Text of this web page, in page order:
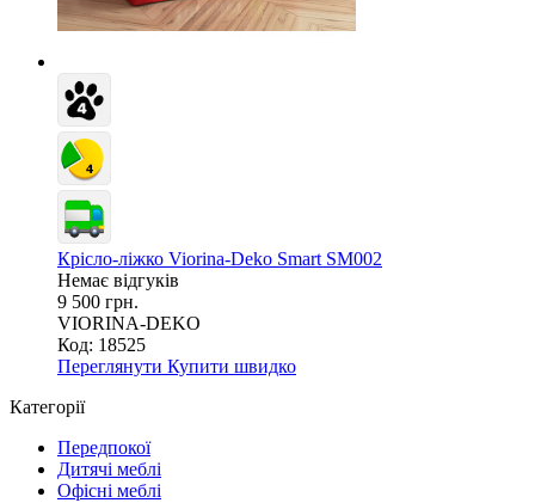
Крісло-ліжко Viorina-Deko Smart SM002
Немає відгуків
9 500 грн.
VIORINA-DEKO
Код: 18525
Переглянути Купити швидко
Категорії
Передпокої
Дитячі меблі
Офісні меблі